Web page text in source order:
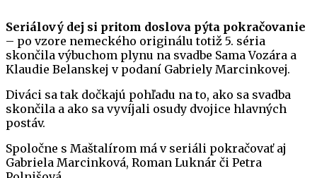
Seriálový dej si pritom doslova pýta pokračovanie
– po vzore nemeckého originálu totiž 5. séria
skončila výbuchom plynu na svadbe Sama Vozára a
Klaudie Belanskej v podaní Gabriely Marcinkovej.
Diváci sa tak dočkajú pohľadu na to, ako sa svadba
skončila a ako sa vyvíjali osudy dvojice hlavných
postáv.
Spoločne s Maštalírom má v seriáli pokračovať aj
Gabriela Marcinková, Roman Luknár či Petra